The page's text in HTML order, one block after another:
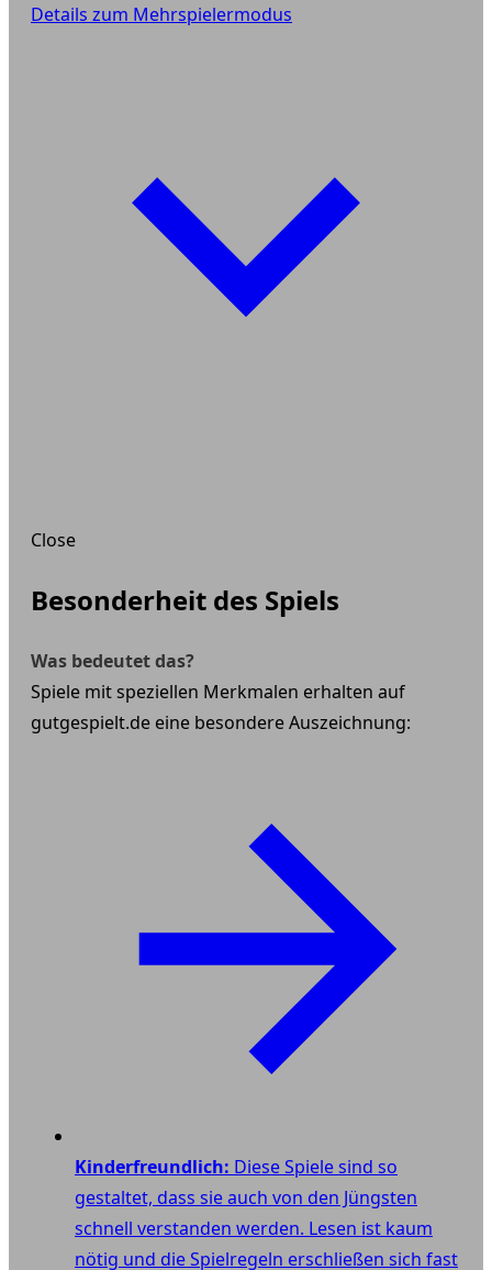
Details zum Mehrspielermodus
Close
Besonderheit des Spiels
Was bedeutet das?
Spiele mit speziellen Merkmalen erhalten auf
gutgespielt.de eine besondere Auszeichnung:
Kinderfreundlich: Diese Spiele sind so
gestaltet, dass sie auch von den Jüngsten
schnell verstanden werden. Lesen ist kaum
nötig und die Spielregeln erschließen sich fast